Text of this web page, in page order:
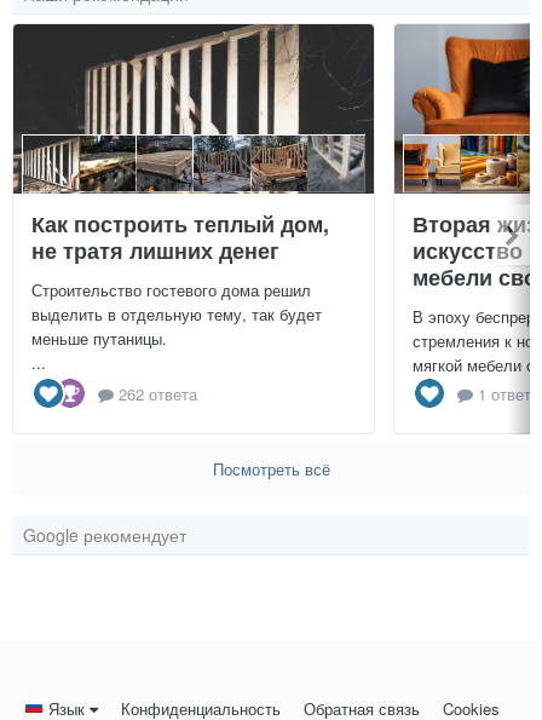
Как построить теплый дом,
не тратя лишних денег
Строительство гостевого дома решил
выделить в отдельную тему, так будет
меньше путаницы.
...
262 ответа
Вторая
искусство
мебели
В эпоху
стремления к
мягкой мебели
1 ответ
Посмотреть всё
Google рекомендует
Язык Конфиденциальность Обратная связь Cookies